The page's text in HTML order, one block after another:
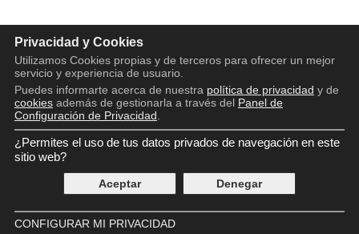
Copyright © 2016 - 2026
Aviso legal
Política de cookies
Panel de Control de Privacidad
Contácto
Privacidad y Cookies
Utilizamos Cookies propias y de terceros para ofrecer un mejor
servicio y experiencia de usuario.
Puedes informarte acerca de nuestra política de privacidad y de
cookiesademás de gestionarla a través del Panel de
Configuración de Privacidad
¿Permites el uso de tus datos privados de navegación en este
sitio web?
Aceptar Denegar
CONFIGURAR MI PRIVACIDAD